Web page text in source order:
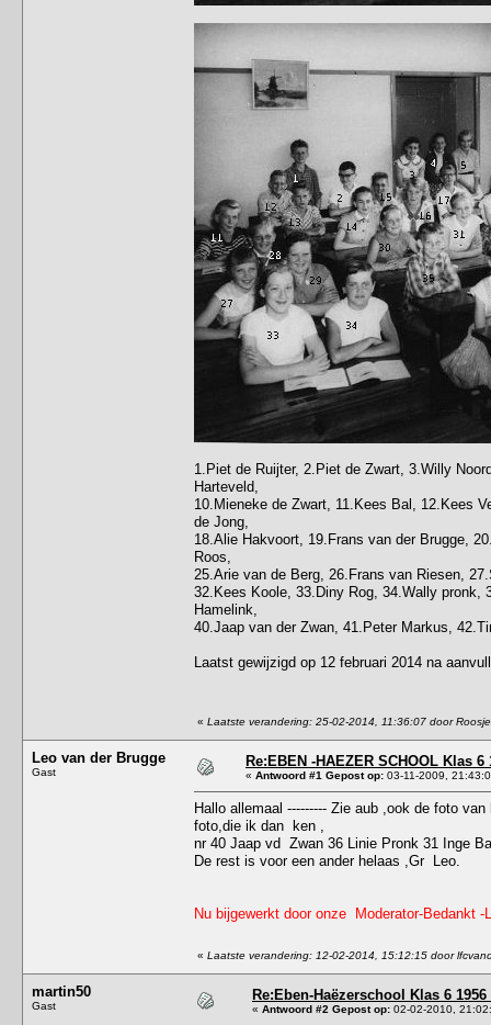
1.Piet de Ruijter, 2.Piet de Zwart, 3.Willy
Harteveld,
10.Mieneke de Zwart, 11.Kees Bal, 12.Kees
de Jong,
18.Alie Hakvoort, 19.Frans van der Brugge,
Roos,
25.Arie van de Berg, 26.Frans van Riesen,
32.Kees Koole, 33.Diny Rog, 34.Wally pronk,
Hamelink,
40.Jaap van der Zwan, 41.Peter Markus,
Laatst gewijzigd op 12 februari 2014 na
« Laatste verandering: 25-02-2014, 11:36:07 door Roosje
Leo van der Brugge
Gast
Re:EBEN -HAEZER SCHOOL Klas 6
« Antwoord #1 Gepost op: 03-11-2009,
Hallo allemaal --------- Zie aub ,ook de foto
foto,die ik dan ken ,
nr 40 Jaap vd Zwan 36 Linie Pronk 31 Inge
De rest is voor een ander helaas ,Gr Leo.
Nu bijgewerkt door onze Moderator-Bedankt
« Laatste verandering: 12-02-2014, 15:12:15 door
martin50
Gast
Re:Eben-Haëzerschool Klas 6
« Antwoord #2 Gepost op: 02-02-2010,